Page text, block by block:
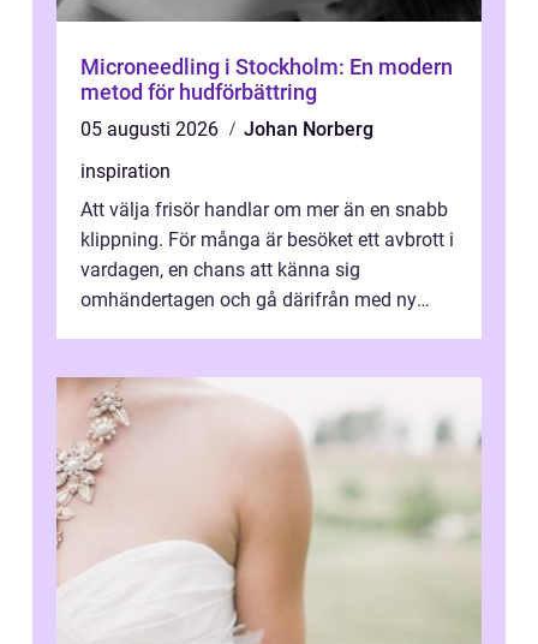
Microneedling i Stockholm: En modern
metod för hudförbättring
05 augusti 2026
Johan Norberg
inspiration
Att välja frisör handlar om mer än en snabb
klippning. För många är besöket ett avbrott i
vardagen, en chans att känna sig
omhändertagen och gå därifrån med ny